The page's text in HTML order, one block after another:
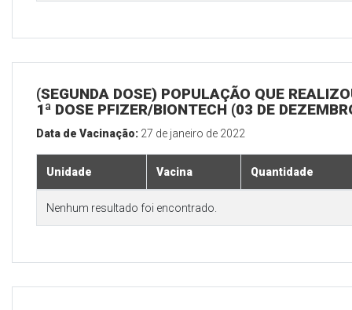
(SEGUNDA DOSE) POPULAÇÃO QUE
1ª DOSE PFIZER/BIONTECH (03 DE
Data de Vacinação: 27 de janeiro de 2022
Unidade Vacina Quantidade
Nenhum resultado foi encontrado.